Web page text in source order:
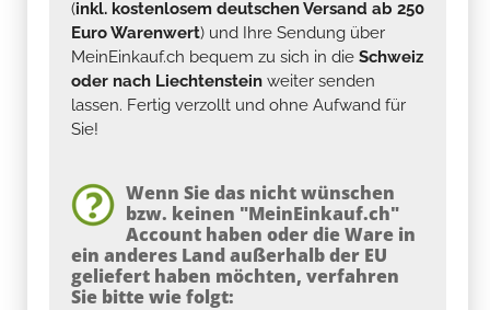
(inkl. kostenlosem deutschen Versand ab 250
Euro Warenwert) und Ihre Sendung über
MeinEinkauf.ch bequem zu sich in die Schweiz
oder nach Liechtenstein weiter senden
lassen. Fertig verzollt und ohne Aufwand für
Sie!
Wenn Sie das nicht wünschen
bzw. keinen "MeinEinkauf.ch"
Account haben oder die Ware in
ein anderes Land außerhalb der EU
geliefert haben möchten, verfahren
Sie bitte wie folgt: